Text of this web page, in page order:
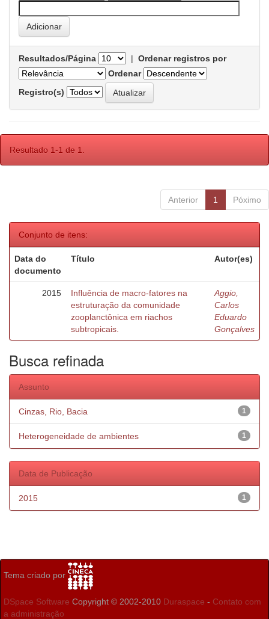
Resultados/Página | Ordenar registros por
Ordenar
Registro(s)
Resultado 1-1 de 1.
Anterior 1 Póximo
Conjunto de itens:
Data do
documento
Título Autor(es)
2015
Influência de macro-fatores na
estruturação da comunidade
zooplanctônica em riachos
subtropicais.
Aggio,
Carlos
Eduardo
Gonçalves
Busca refinada
Assunto
1
Cinzas, Rio, Bacia
1
Heterogeneidade de ambientes
Data de Publicação
1
2015
Tema criado por
DSpace Software Copyright © 2002-2010 Duraspace - Contato com
a administração